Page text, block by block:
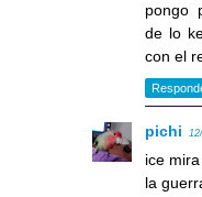
pongo
de lo
con el
pichi
ice
la